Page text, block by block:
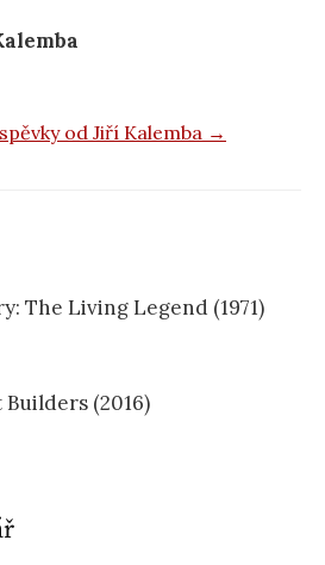
od Jiří Kalemba →
The Living Legend (1971)
(2016)